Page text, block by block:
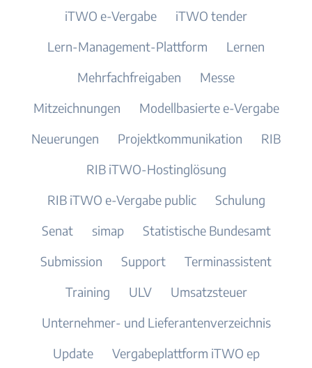
iTWO e-Vergabe
iTWO tender
Lern-Management-Plattform
Lernen
Mehrfachfreigaben
Messe
Mitzeichnungen
Modellbasierte e-Vergabe
Neuerungen
Projektkommunikation
RIB
RIB iTWO-Hostinglösung
RIB iTWO e-Vergabe public
Schulung
Senat
simap
Statistische Bundesamt
Submission
Support
Terminassistent
Training
ULV
Umsatzsteuer
Unternehmer- und Lieferantenverzeichnis
Update
Vergabeplattform iTWO ep